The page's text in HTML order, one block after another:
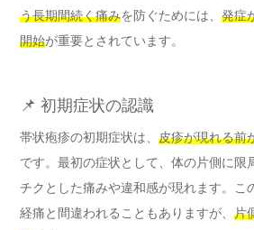
う長期間続く痛みを防ぐためには、 発症
開始が重要とされています。
📌 初期症状の認識
帯状疱疹の初期症状は、 皮疹が現れる前
です。最初の症状として、体の片側に限
チクとした痛みや違和感が現れます。こ
経痛と間違われることもありますが、 片